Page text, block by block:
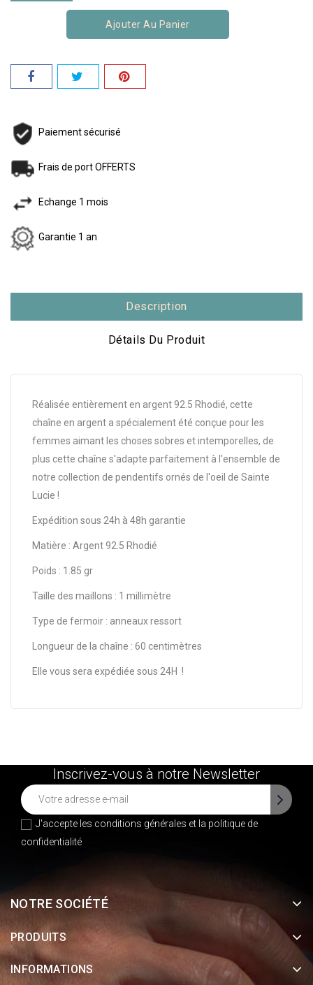
Ajouter Au Panier
Paiement sécurisé
Frais de port OFFERTS
Echange 1 mois
Garantie 1 an
Description
Détails Du Produit
Réalisée entièrement en argent 92.5 Rhodié, cette
chaîne en argent a spécialement été conçue pour les
femmes aimant les choses sobres et intemporelles, de
plus cette chaîne s'adapte parfaitement à l'ensemble de
notre collection de pendentifs ornés de l'oeil de Sainte
Lucie !
Expédition sous 24h à 48h garantie
Matière : Argent 92.5 Rhodié
Poids : 1.85 gr
Taille des maillons : 1 millimètre
Type de fermoir : anneaux ressort
Longueur de la chaîne : 60 centimètres
Elle vous sera expédiée sous 24H !
Inscrivez-vous à notre Newsletter
J'accepte les conditions générales et la politique de
confidentialité
NOTRE SOCIÉTÉ
PRODUITS
INFORMATIONS